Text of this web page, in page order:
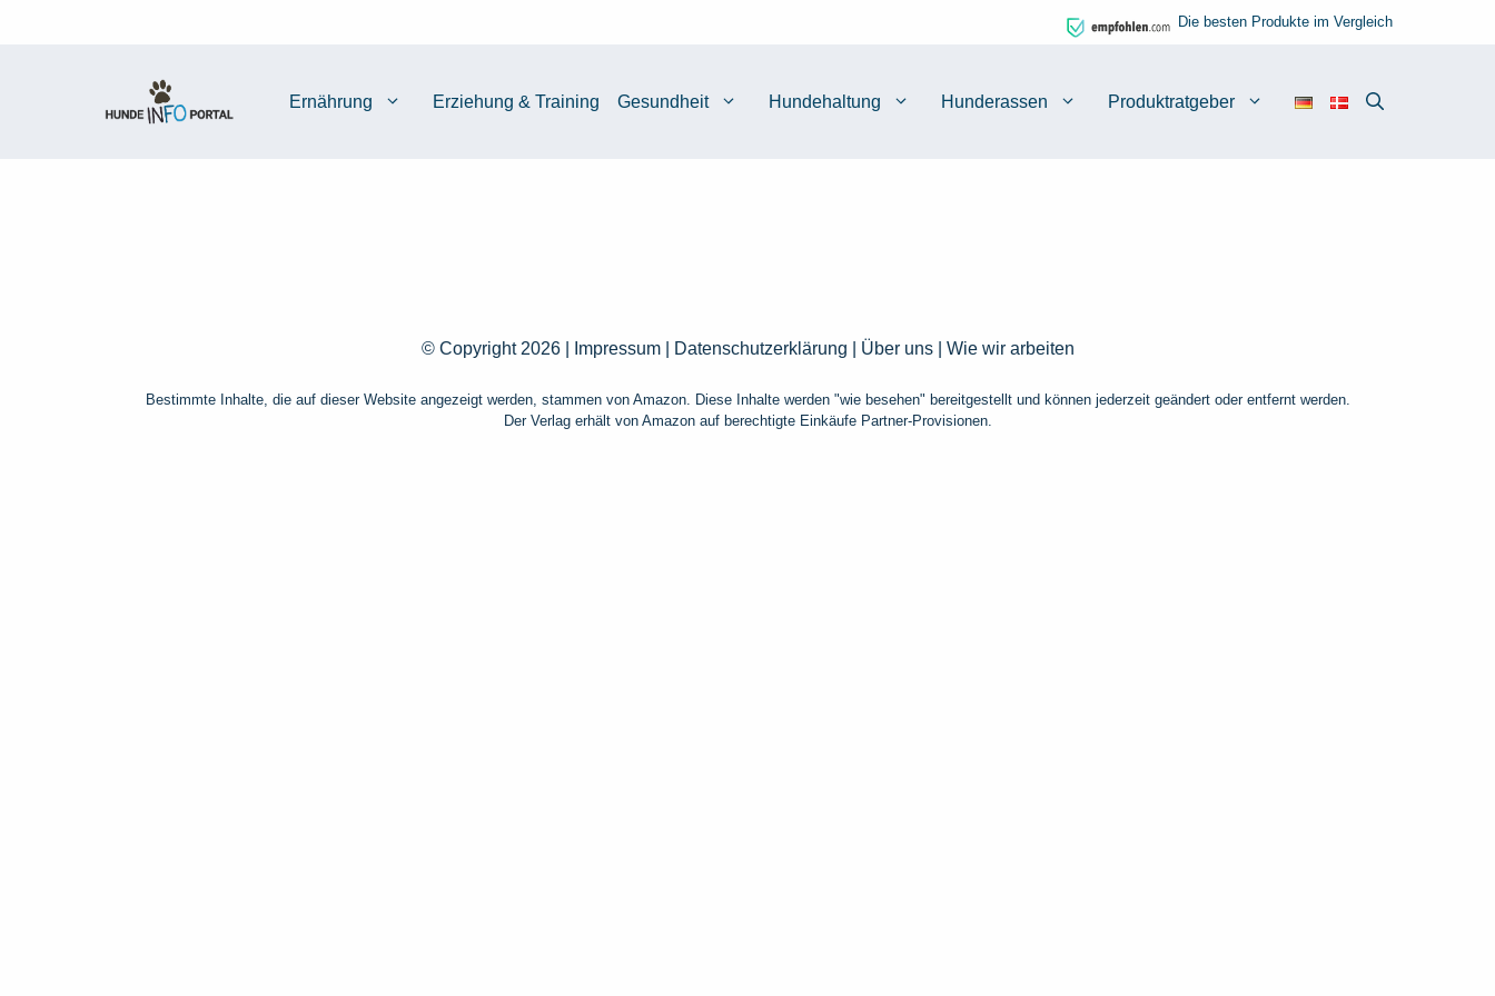
Die besten Produkte im Vergleich
Ernährung Erziehung & Training Gesundheit Hundehaltung Hunderassen Produktratgeber
© Copyright 2026 | Impressum| Datenschutzerklärung Über uns| Wie wir arbeiten
Bestimmte Inhalte, die auf dieser Website angezeigt werden, stammen von Amazon. Diese Inhalte werden "wie besehen" bereitgestellt und können jederzeit geändert oder entfernt werden.
Der Verlag erhält von Amazon auf berechtigte Einkäufe Partner-Provisionen.